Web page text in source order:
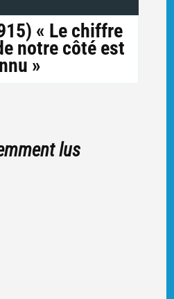
« Le chiffre
notre côté est
»
lus